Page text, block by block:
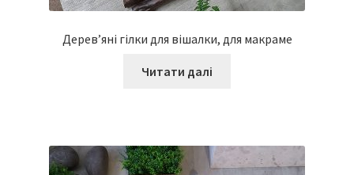
Дерев’яні гілки для вішалки, для макраме
Читати далі